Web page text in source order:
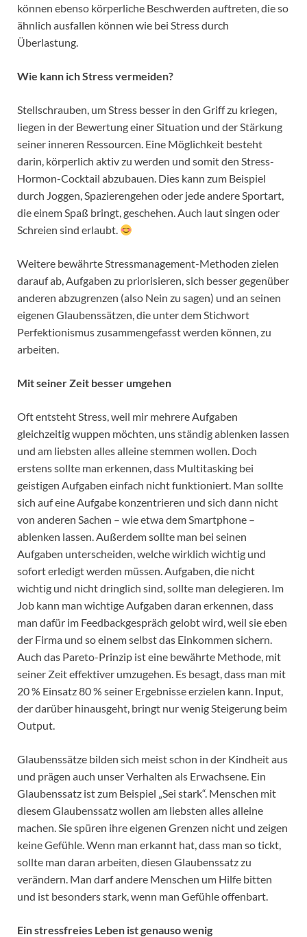
können ebenso körperliche Beschwerden auftreten, die so
ähnlich ausfallen können wie bei Stress durch
Überlastung.
Wie kann ich Stress vermeiden?
Stellschrauben, um Stress besser in den Griff zu kriegen,
liegen in der Bewertung einer Situation und der Stärkung
seiner inneren Ressourcen. Eine Möglichkeit besteht
darin, körperlich aktiv zu werden und somit den Stress-
Hormon-Cocktail abzubauen. Dies kann zum Beispiel
durch Joggen, Spazierengehen oder jede andere Sportart,
die einem Spaß bringt, geschehen. Auch laut singen oder
Schreien sind erlaubt.
Weitere bewährte Stressmanagement-Methoden zielen
darauf ab, Aufgaben zu priorisieren, sich besser gegenüber
anderen abzugrenzen (also Nein zu sagen) und an seinen
eigenen Glaubenssätzen, die unter dem Stichwort
Perfektionismus zusammengefasst werden können, zu
arbeiten.
Mit seiner Zeit besser umgehen
Oft entsteht Stress, weil mir mehrere Aufgaben
gleichzeitig wuppen möchten, uns ständig ablenken lassen
und am liebsten alles alleine stemmen wollen. Doch
erstens sollte man erkennen, dass Multitasking bei
geistigen Aufgaben einfach nicht funktioniert. Man sollte
sich auf eine Aufgabe konzentrieren und sich dann nicht
von anderen Sachen – wie etwa dem Smartphone –
ablenken lassen. Außerdem sollte man bei seinen
Aufgaben unterscheiden, welche wirklich wichtig und
sofort erledigt werden müssen. Aufgaben, die nicht
wichtig und nicht dringlich sind, sollte man delegieren. Im
Job kann man wichtige Aufgaben daran erkennen, dass
man dafür im Feedbackgespräch gelobt wird, weil sie eben
der Firma und so einem selbst das Einkommen sichern.
Auch das Pareto-Prinzip ist eine bewährte Methode, mit
seiner Zeit effektiver umzugehen. Es besagt, dass man mit
20 % Einsatz 80 % seiner Ergebnisse erzielen kann. Input,
der darüber hinausgeht, bringt nur wenig Steigerung beim
Output.
Glaubenssätze bilden sich meist schon in der Kindheit aus
und prägen auch unser Verhalten als Erwachsene. Ein
Glaubenssatz ist zum Beispiel „Sei stark“. Menschen mit
diesem Glaubenssatz wollen am liebsten alles alleine
machen. Sie spüren ihre eigenen Grenzen nicht und zeigen
keine Gefühle. Wenn man erkannt hat, dass man so tickt,
sollte man daran arbeiten, diesen Glaubenssatz zu
verändern. Man darf andere Menschen um Hilfe bitten
und ist besonders stark, wenn man Gefühle offenbart.
Ein stressfreies Leben ist genauso wenig